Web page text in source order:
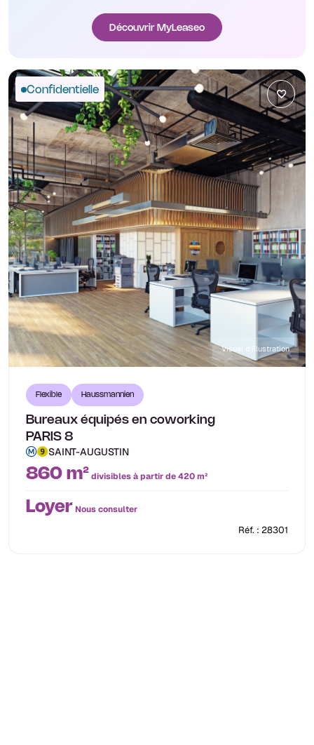
Découvrir MyLeaseo
Confidentielle
Visuel d'illustration
Flexible Haussmannien
Bureaux équipés en coworking
PARIS 8
SAINT-AUGUSTIN
860 m²divisibles à partir de 420 m²
Loyer Nous consulter
Réf. : 28301